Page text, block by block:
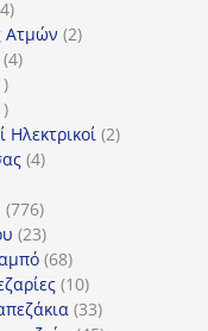
14
προϊόντα
Ατμών 22
44
1
προϊόν
1
προϊόν
Ηλεκτρικοί 22
44
776776
προϊόντα
2323
προϊόντα
6868
προϊόντα
1010
προϊόντα
3333